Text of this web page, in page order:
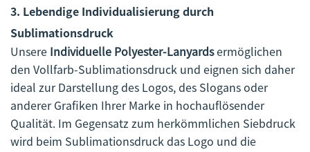
3. Lebendige Individualisierung durch
Sublimationsdruck
Unsere Individuelle Polyester-Lanyardsermöglichen
den Vollfarb-Sublimationsdruck und eignen sich daher
ideal zur Darstellung des Logos, des Slogans oder
anderer Grafiken Ihrer Marke in hochauflösender
Qualität. Im Gegensatz zum herkömmlichen Siebdruck
wird beim Sublimationsdruck das Logo und die